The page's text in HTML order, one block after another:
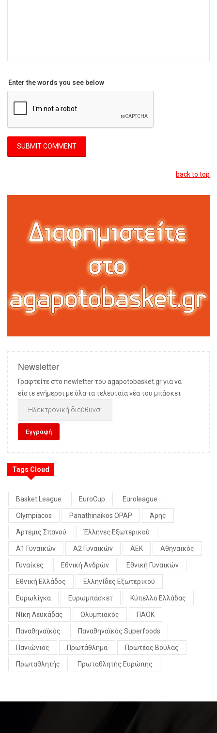
Enter the words you see below
back to top
Newsletter
Γραφτείτε στο newletter του agapotobasket.gr για να
είστε ενήμεροι με όλα τα τελευταία νέα του μπάσκετ
Tags Cloud
Basket League EuroCup Euroleague
Olympiacos Panathinaikos OPAP Άρης
Άρτεμις Σπανού Έλληνες Εξωτερικού
Α1 Γυναικών Α2 Γυναικών ΑΕΚ Αθηναικός
Γυναίκες Εθνική Ανδρών Εθνική Γυναικών
Εθνική Ελλάδος Ελληνίδες Εξωτερικού
Ευρωλίγκα Ευρωμπάσκετ Κύπελλο Ελλάδας
Νίκη Λευκάδας Ολυμπιακός ΠΑΟΚ
Παναθηναϊκός Παναθηναϊκός Superfoods
Πανιώνιος Πρωτάθλημα Πρωτέας Βούλας
Πρωταθλητής Πρωταθλητής Ευρώπης